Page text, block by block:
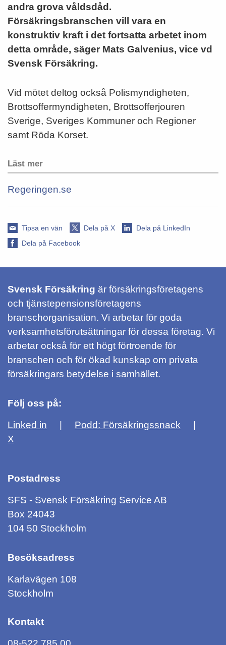
andra grova våldsdåd.
Försäkringsbranschen vill vara en
konstruktiv kraft i det fortsatta arbetet inom
detta område, säger Mats Galvenius, vice vd
Svensk Försäkring.
Vid mötet deltog också Polismyndigheten,
Brottsoffermyndigheten, Brottsofferjouren
Sverige, Sveriges Kommuner och Regioner
samt Röda Korset.
Läst mer
Regeringen.se
Tipsa en vän Dela på X
Dela på LinkedIn
Dela på Facebook
Svensk Försäkring är försäkringsföretagens
och tjänstepensionsföretagens
branschorganisation. Vi arbetar för goda
verksamhetsförutsättningar för dessa företag. Vi
arbetar också för ett högt förtroende för
branschen och för ökad kunskap om privata
försäkringars betydelse i samhället.
Följ oss på:
Linked in
Podd: Försäkringssnack
X
Postadress
SFS - Svensk Försäkring Service AB
Box 24043
104 50 Stockholm
Besöksadress
Karlavägen 108
Stockholm
Kontakt